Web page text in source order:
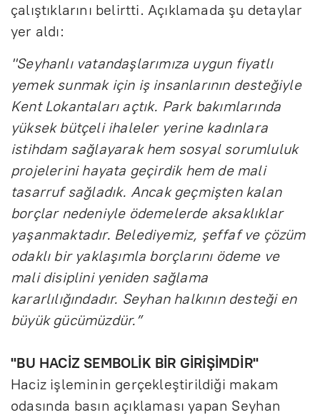
çalıştıklarını belirtti. Açıklamada şu detaylar
yer aldı:
"Seyhanlı vatandaşlarımıza uygun fiyatlı
yemek sunmak için iş insanlarının desteğiyle
Kent Lokantaları açtık. Park bakımlarında
yüksek bütçeli ihaleler yerine kadınlara
istihdam sağlayarak hem sosyal sorumluluk
projelerini hayata geçirdik hem de mali
tasarruf sağladık. Ancak geçmişten kalan
borçlar nedeniyle ödemelerde aksaklıklar
yaşanmaktadır. Belediyemiz, şeffaf ve çözüm
odaklı bir yaklaşımla borçlarını ödeme ve
mali disiplini yeniden sağlama
kararlılığındadır. Seyhan halkının desteği en
büyük gücümüzdür.”
''BU HACİZ SEMBOLİK BİR GİRİŞİMDİR''
Haciz işleminin gerçekleştirildiği makam
odasında basın açıklaması yapan Seyhan